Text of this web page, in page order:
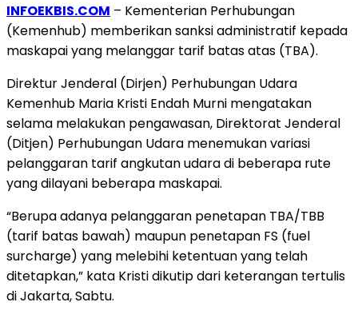
INFOEKBIS.COM – Kementerian Perhubungan
(Kemenhub) memberikan sanksi administratif kepada
maskapai yang melanggar tarif batas atas (TBA).
Direktur Jenderal (Dirjen) Perhubungan Udara
Kemenhub Maria Kristi Endah Murni mengatakan
selama melakukan pengawasan, Direktorat Jenderal
(Ditjen) Perhubungan Udara menemukan variasi
pelanggaran tarif angkutan udara di beberapa rute
yang dilayani beberapa maskapai.
“Berupa adanya pelanggaran penetapan TBA/TBB
(tarif batas bawah) maupun penetapan FS (fuel
surcharge) yang melebihi ketentuan yang telah
ditetapkan,” kata Kristi dikutip dari keterangan tertulis
di Jakarta, Sabtu.